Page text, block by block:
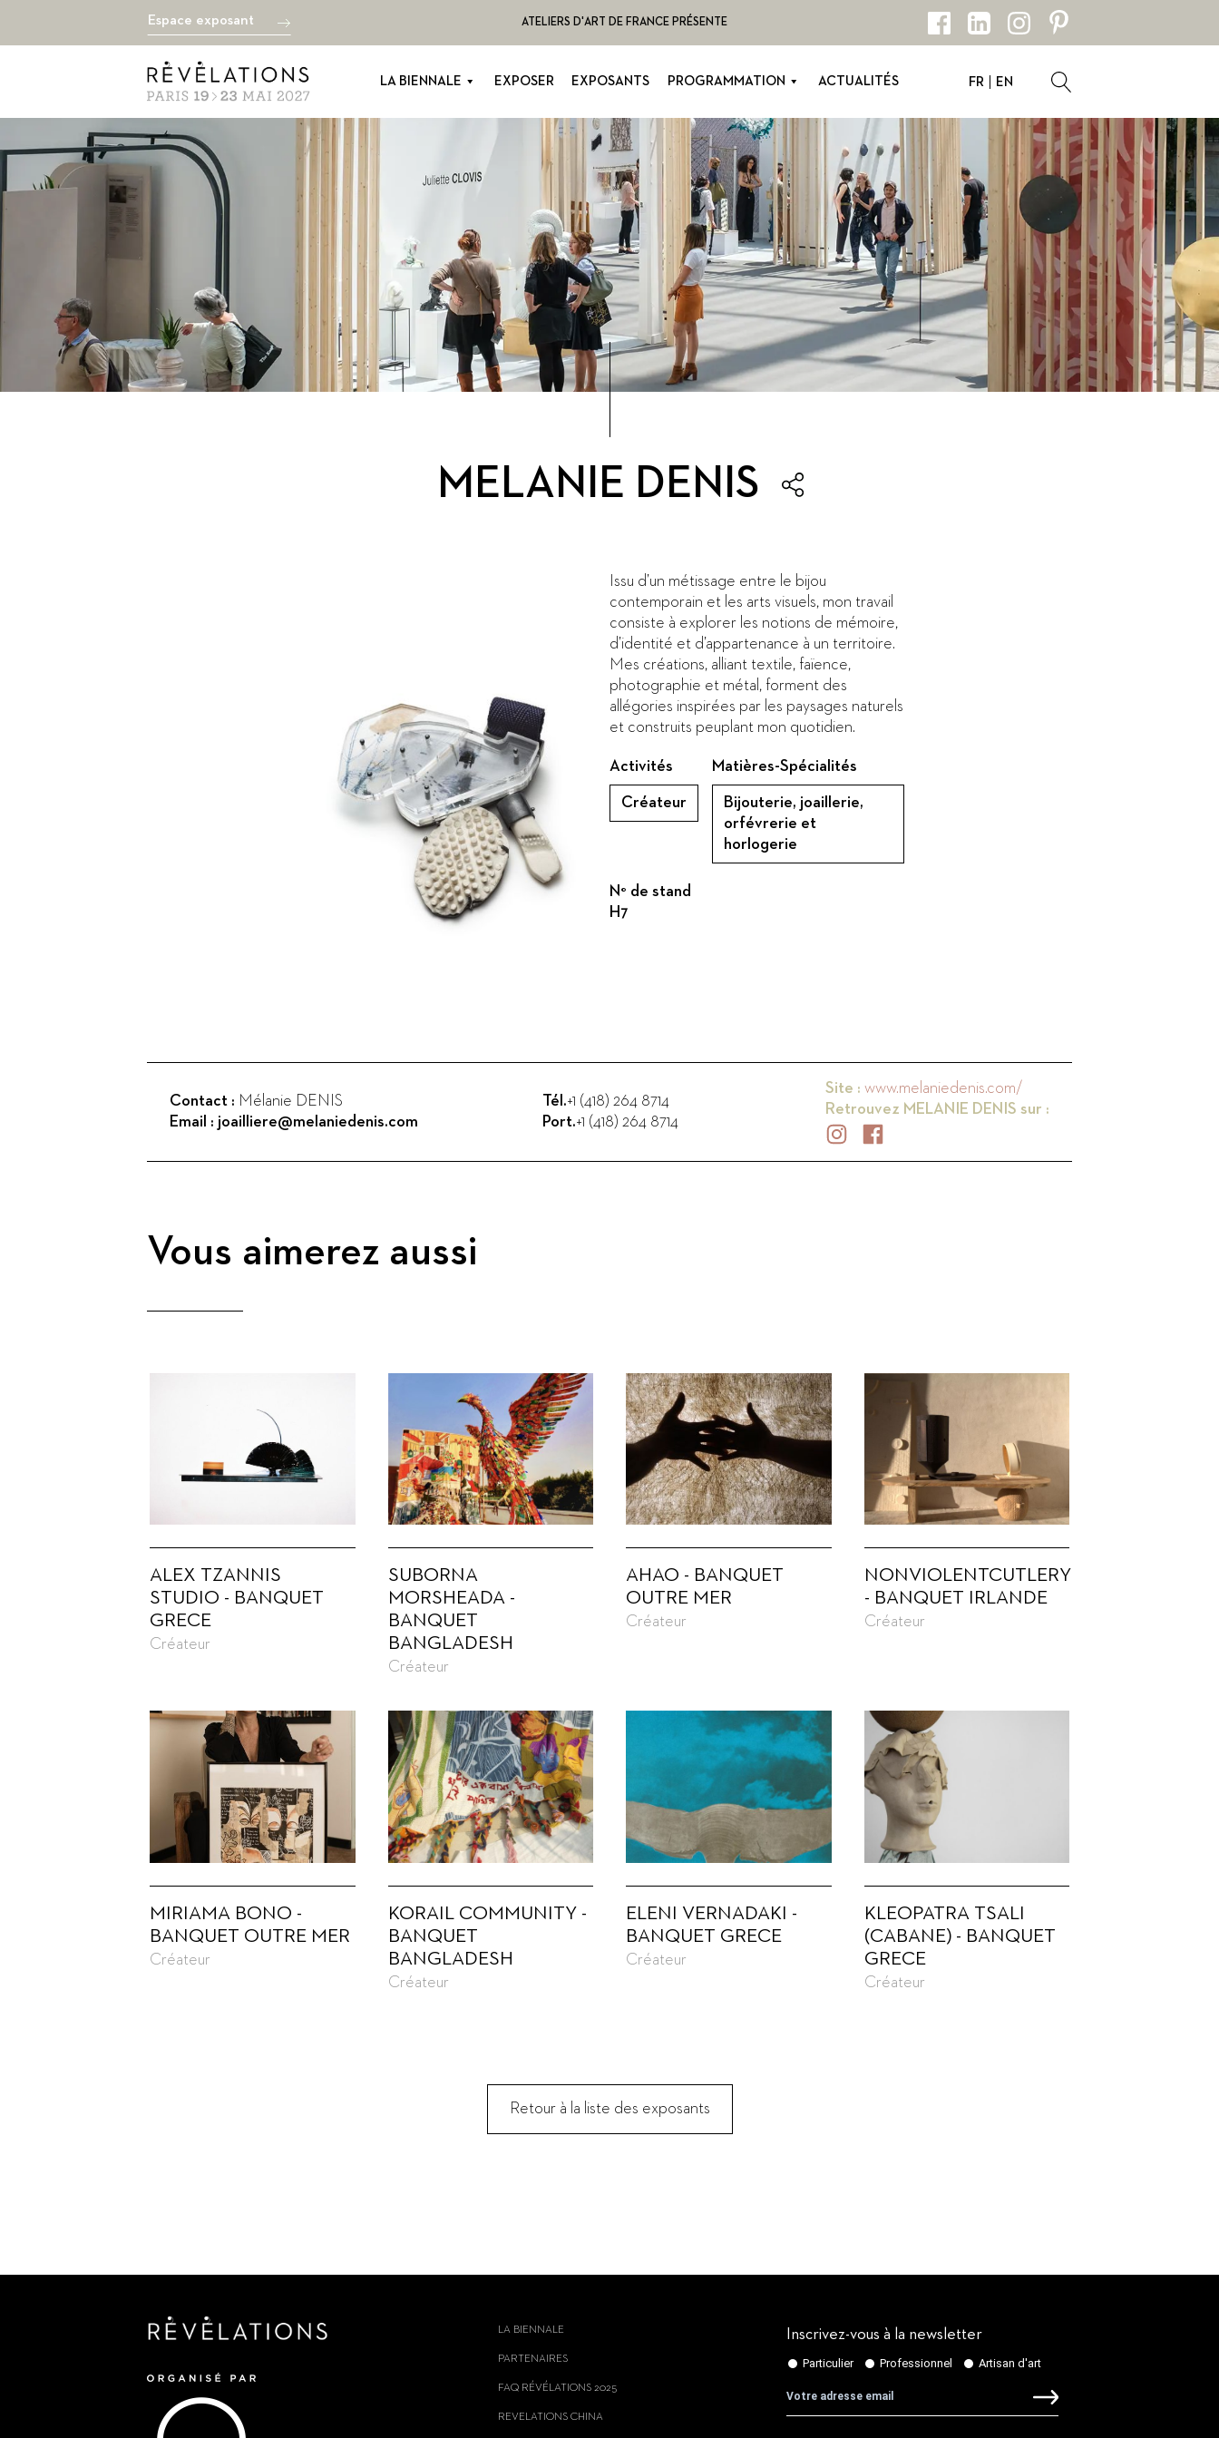
Espace exposant ATELIERS D'ART DE FRANCE PRÉSENTE
LA BIENNALE EXPOSER EXPOSANTS PROGRAMMATION ACTUALITÉS FR EN
MELANIE DENIS
Issu d’un métissage entre le bijou
contemporain et les arts visuels, mon travail
consiste à explorer les notions de mémoire,
d’identité et d’appartenance à un territoire.
Mes créations, alliant textile, faïence,
photographie et métal, forment des
allégories inspirées par les paysages naturels
et construits peuplant mon quotidien.
Activités
Créateur
Matières-Spécialités
Bijouterie, joaillerie,
orfévrerie et
horlogerie
N° de stand
H7
Contact : Mélanie DENIS
Email : joailliere@melaniedenis.com
Tél.+1 (418) 264 8714
Port.+1 (418) 264 8714
Site : www.melaniedenis.com/
Retrouvez MELANIE DENIS sur :
Vous aimerez aussi
ALEX TZANNIS
STUDIO - BANQUET
GRECE
Créateur
SUBORNA
MORSHEADA -
BANQUET
BANGLADESH
Créateur
AHAO - BANQUET
OUTRE MER
Créateur
NONVIOLENTCUTLERY
- BANQUET IRLANDE
Créateur
MIRIAMA BONO -
BANQUET OUTRE MER
Créateur
KORAIL COMMUNITY -
BANQUET
BANGLADESH
Créateur
ELENI VERNADAKI -
BANQUET GRECE
Créateur
KLEOPATRA TSALI
(CABANE) - BANQUET
GRECE
Créateur
Retour à la liste des exposants
LA BIENNALE
PARTENAIRES
FAQ RÉVÉLATIONS 2025
REVELATIONS CHINA
Inscrivez-vous à la newsletter